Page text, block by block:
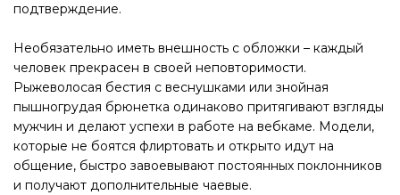
подтверждение.
Необязательно иметь внешность с обложки – каждый
человек прекрасен в своей неповторимости.
Рыжеволосая бестия с веснушками или знойная
пышногрудая брюнетка одинаково притягивают взгляды
мужчин и делают успехи в работе на вебкаме. Модели,
которые не боятся флиртовать и открыто идут на
общение, быстро завоевывают постоянных поклонников
и получают дополнительные чаевые.